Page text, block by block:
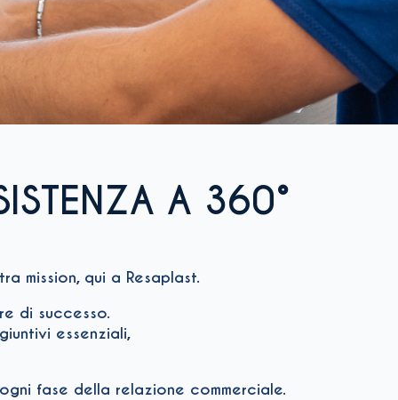
A 360°
mission, qui a Resaplast.
di successo.
essenziali,
fase della relazione commerciale.